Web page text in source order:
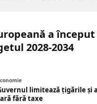
a
2028-2034
limitează țigările și
fără taxe